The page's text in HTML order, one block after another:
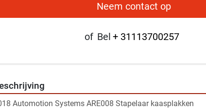
Neem contact op
of Bel + 31113700257
Automotion Systems ARE008 Stapelaar kaasplakken